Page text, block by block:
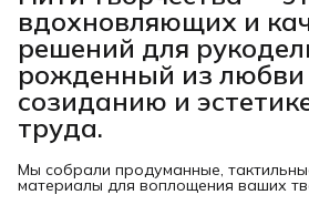
вдохновляющих и
решений для
рожденный из любви
созиданию и
труда.
Мы собрали продуманные,
материалы для воплощения ваших